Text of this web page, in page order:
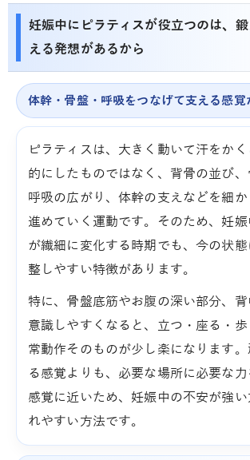
妊娠中にピラティスが役立つのは、
える発想があるから
体幹・骨盤・呼吸をつなげて支える感覚
ピラティスは、大きく動いて汗をかく
的にしたものではなく、背骨の並び、
呼吸の広がり、体幹の支えなどを細
進めていく運動です。そのため、妊
が繊細に変化する時期でも、今の状
整しやすい特徴があります。
特に、骨盤底筋やお腹の深い部分、
意識しやすくなると、立つ・座る・歩
常動作そのものが少し楽になります
る感覚よりも、必要な場所に必要な力
感覚に近いため、妊娠中の不安が強
れやすい方法です。